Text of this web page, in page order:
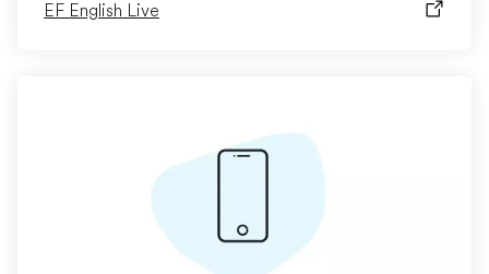
EF English Live